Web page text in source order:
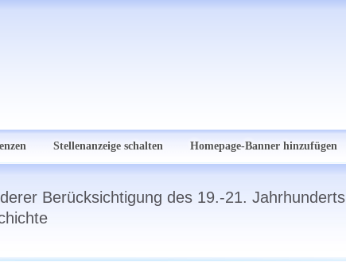
Stellenanzeige schalten Homepage-Banner hinzufügen
Berücksichtigung des 19.-21. Jahrhunderts